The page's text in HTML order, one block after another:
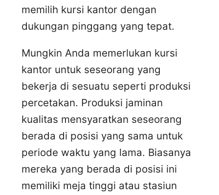
memilih kursi kantor dengan
dukungan pinggang yang tepat.
Mungkin Anda memerlukan kursi
kantor untuk seseorang yang
bekerja di sesuatu seperti produksi
percetakan. Produksi jaminan
kualitas mensyaratkan seseorang
berada di posisi yang sama untuk
periode waktu yang lama. Biasanya
mereka yang berada di posisi ini
memiliki meja tinggi atau stasiun